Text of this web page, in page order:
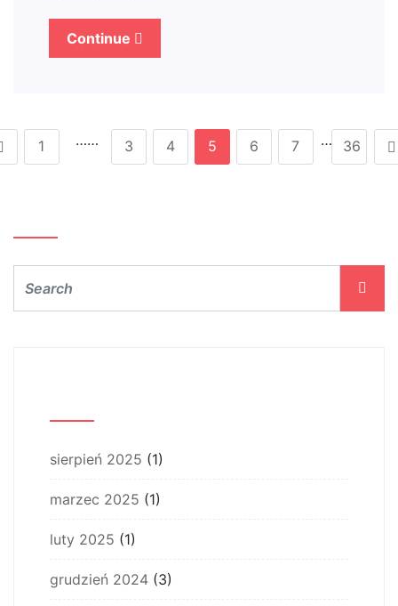
Continue
1 …… 3 4 5 6 7 … 36
sierpień 2025 (1)
marzec 2025 (1)
luty 2025 (1)
grudzień 2024 (3)